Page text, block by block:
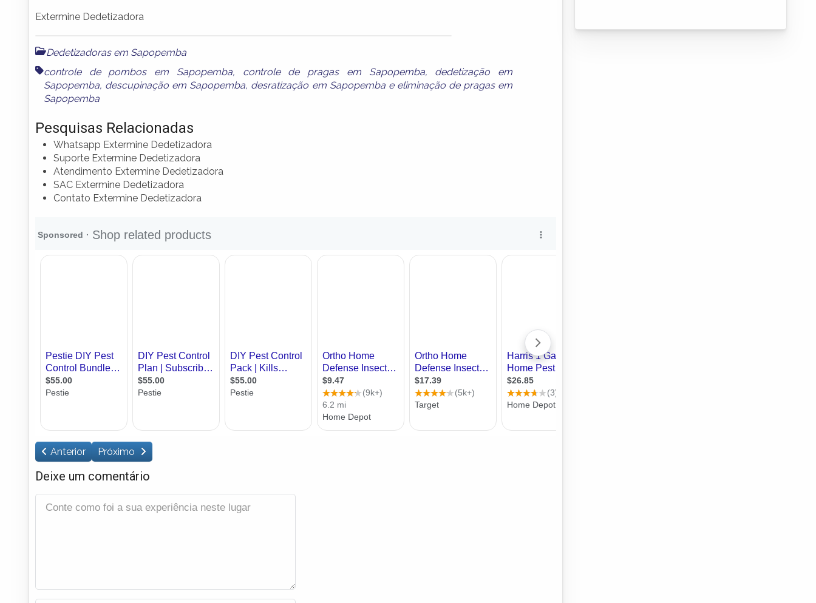
Extermine Dedetizadora
Dedetizadoras em Sapopemba
controle de pombos em Sapopemba, controle de pragas em Sapopemba, dedetização em
Sapopemba, descupinação em Sapopemba, desratização em Sapopembae eliminação de pragas em
Sapopemba
Pesquisas Relacionadas
Whatsapp Extermine Dedetizadora
Suporte Extermine Dedetizadora
Atendimento Extermine Dedetizadora
SAC Extermine Dedetizadora
Contato Extermine Dedetizadora
Anterior Próximo
Deixe um comentário